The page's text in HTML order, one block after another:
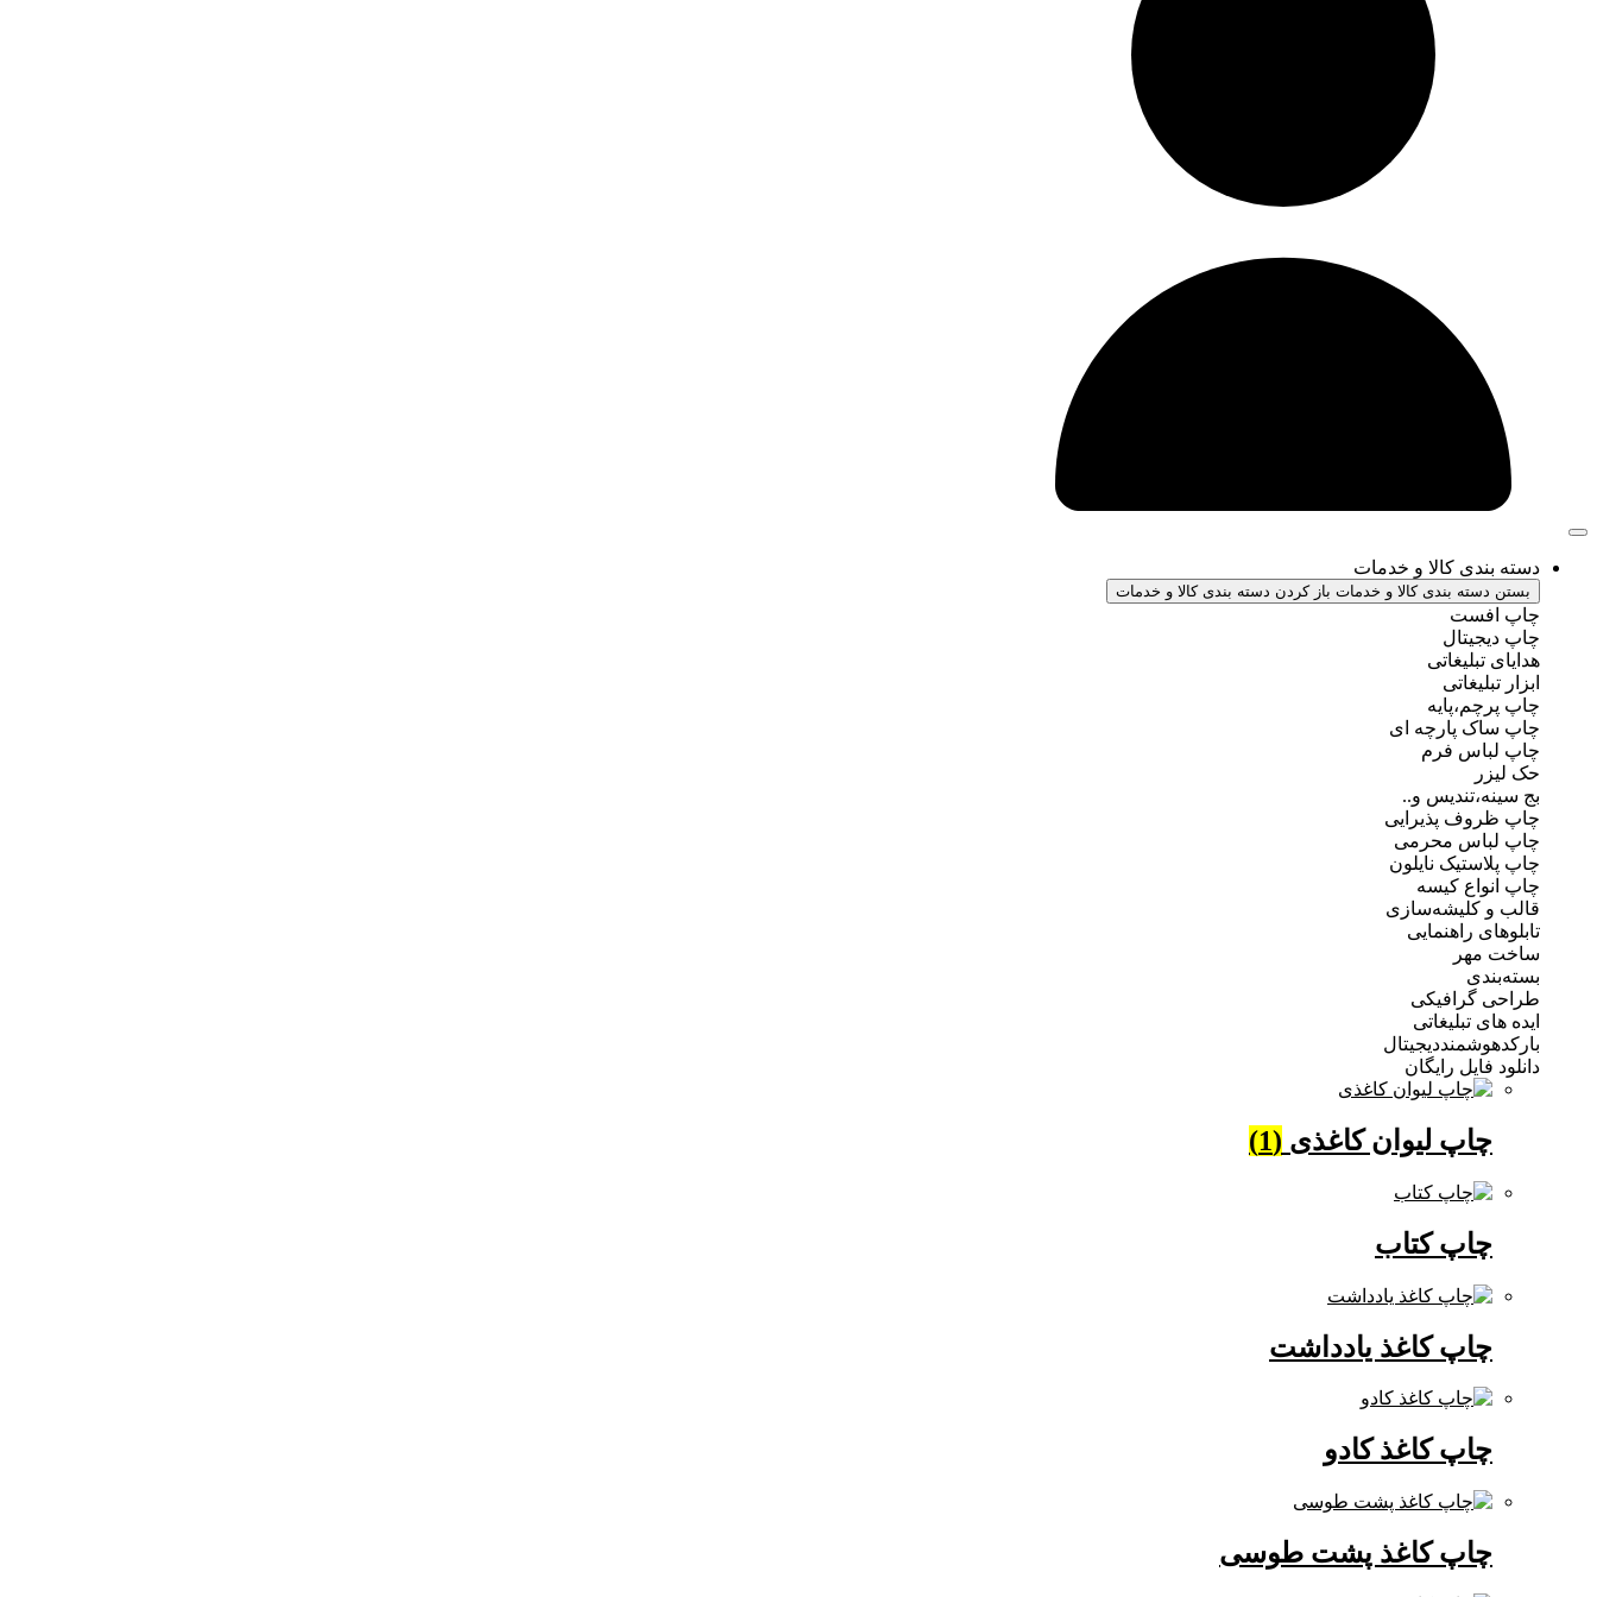
دسته بندی کالا و خدمات
بستن دسته بندی کالا و خدمات باز کردن دسته بندی کالا و خدمات
چاپ افست
چاپ دیجیتال
هدایای تبلیغاتی
ابزار تبلیغاتی
چاپ پرچم،پایه
چاپ ساک پارچه ای
چاپ لباس فرم
حک لیزر
بج سینه،تندیس و..
چاپ ظروف پذیرایی
چاپ لباس محرمی
چاپ پلاستیک نایلون
چاپ انواع کیسه
قالب و کلیشه‌سازی
تابلوهای راهنمایی
ساخت مهر
بسته‌بندی
طراحی گرافیکی
ایده های تبلیغاتی
بارکدهوشمنددیجیتال
دانلود فایل رایگان
چاپ لیوان کاغذی (1)
چاپ کتاب
چاپ کاغذ یادداشت
چاپ کاغذ کادو
چاپ کاغذ پشت طوسی